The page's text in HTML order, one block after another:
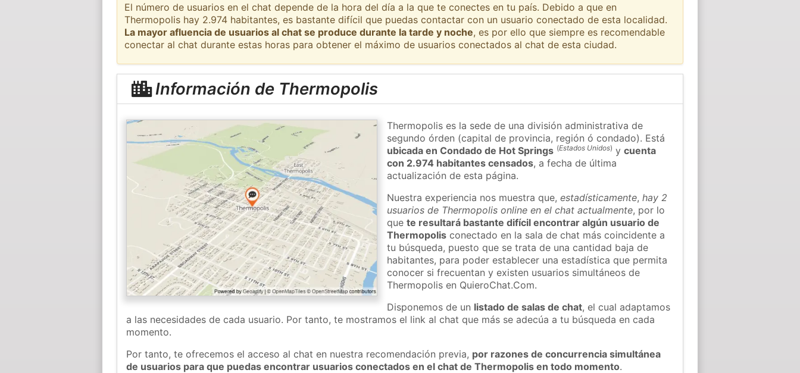
El número de usuarios en el chat depende de la hora del día a la que te conectes en tu país. Debido a que en
Thermopolis hay 2.974 habitantes, es bastante difícil que puedas contactar con un usuario conectado de esta localidad.
La mayor afluencia de usuarios al chat se produce durante la tarde y noche, es por ello que siempre es recomendable
conectar al chat durante estas horas para obtener el máximo de usuarios conectados al chat de esta ciudad.
Información de Thermopolis
Thermopolis es la sede de una división administrativa de
segundo órden (capital de provincia, región ó condado). Está
ubicada en Condado de Hot Springs (Estados Unidos) ycuenta
con 2.974 habitantes censados, a fecha de última
actualización de esta página.
Nuestra experiencia nos muestra que,estadísticamente,hay 2
usuarios de Thermopolis online en el chat actualmente, por lo
quete resultará bastante difícil encontrar algún usuario de
Thermopolis conectado en la sala de chat más coincidente a
tu búsqueda, puesto que se trata de una cantidad baja de
habitantes, para poder establecer una estadística que permita
conocer si frecuentan y existen usuarios simultáneos de
Thermopolis en QuieroChat.Com.
Disponemos de un listado de salas de chat, el cual adaptamos
a las necesidades de cada usuario. Por tanto, te mostramos el link al chat que más se adecúa a tu búsqueda en cada
momento.
Por tanto, te ofrecemos el acceso al chat en nuestra recomendación previa, por razones de concurrencia simultánea
de usuarios para que puedas encontrar usuarios conectados en el chat de Thermopolis en todo momento.